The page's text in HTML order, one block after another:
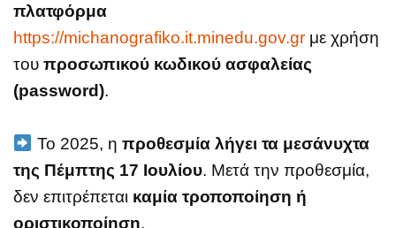
πλατφόρμα
https://michanografiko.it.minedu.gov.gr με χρήση
του προσωπικού κωδικού ασφαλείας
(password).
Το 2025, η προθεσμία λήγει τα μεσάνυχτα
της Πέμπτης 17 Ιουλίου. Μετά την προθεσμία,
δεν επιτρέπεται καμία τροποποίηση ή
οριστικοποίηση.